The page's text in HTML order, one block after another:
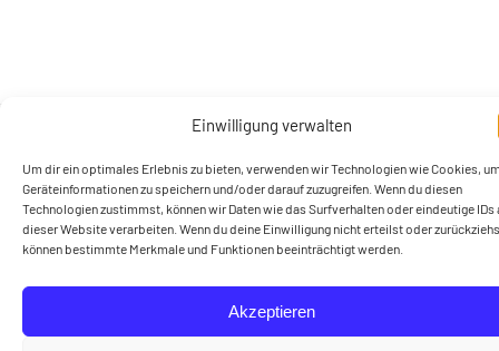
Einwilligung verwalten
Um dir ein optimales Erlebnis zu bieten, verwenden wir Technologien wie Cookies,
Geräteinformationen zu speichern und/oder darauf zuzugreifen. Wenn du diesen
Technologien zustimmst, können wir Daten wie das Surfverhalten oder eindeutige IDs
dieser Website verarbeiten. Wenn du deine Einwilligung nicht erteilst oder
können bestimmte Merkmale und Funktionen beeinträchtigt werden.
Akzeptieren
DatenschutzerklärungImpressumStart
Cookie-Richtlinie (EU)